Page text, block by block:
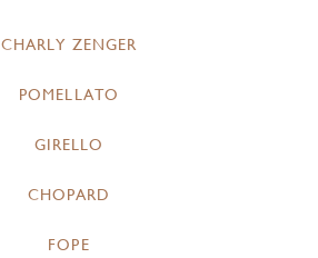
CHARLY ZENGER
POMELLATO
GIRELLO
CHOPARD
FOPE